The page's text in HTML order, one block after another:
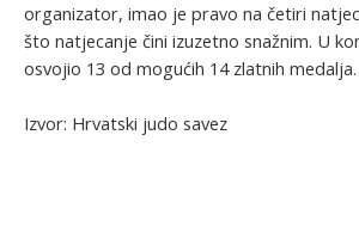
organizator, imao je pravo na četiri
što natjecanje čini izuzetno snažnim. U
osvojio 13 od mogućih 14 zlatnih medalja.
Izvor: Hrvatski judo savez